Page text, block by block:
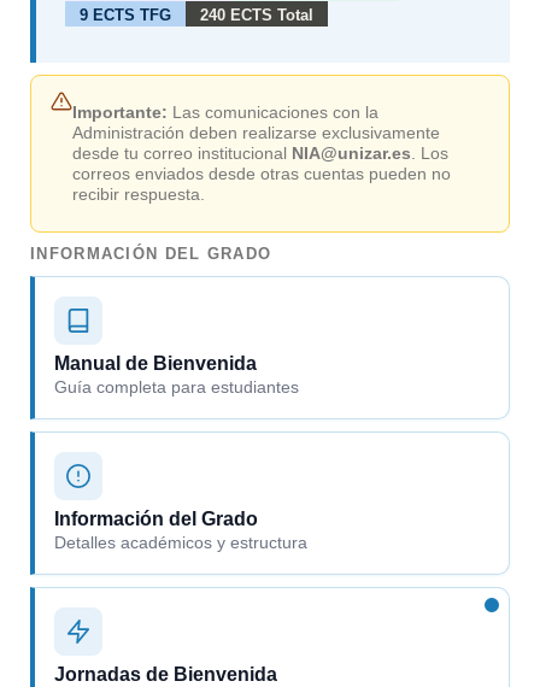
9 ECTS TFG
240 ECTS Total
Importante: Las comunicaciones con la
Administración deben realizarse exclusivamente
desde tu correo institucional NIA@unizar.es . Los
correos enviados desde otras cuentas pueden no
recibir respuesta.
INFORMACIÓN DEL GRADO
Manual de Bienvenida
Guía completa para estudiantes
Información del Grado
Detalles académicos y estructura
Jornadas de Bienvenida